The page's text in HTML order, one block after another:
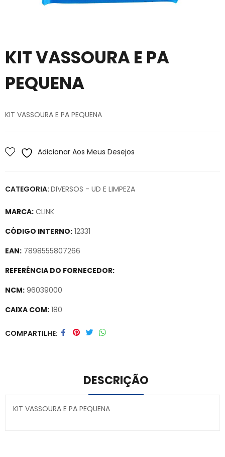
KIT VASSOURA E PA
PEQUENA
KIT VASSOURA E PA PEQUENA
Adicionar Aos Meus Desejos
CATEGORIA: DIVERSOS - UD E LIMPEZA
MARCA: CLINK
CÓDIGO INTERNO: 12331
EAN: 7898555807266
REFERÊNCIA DO FORNECEDOR:
NCM: 96039000
CAIXA COM: 180
Secure crypto portfolio manager for desktops and mobile –
COMPARTILHE
DESCRIÇÃO
KIT VASSOURA E PA PEQUENA